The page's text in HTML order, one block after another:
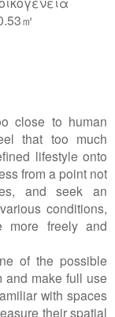
㎡
close to human
that too much
lifestyle onto
from a point not
and seek an
conditions,
more freely and
of the possible
and make full use
with spaces
their spatial